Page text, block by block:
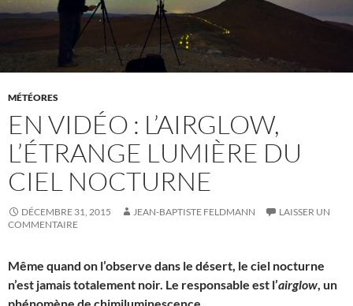
MÉTÉORES
EN VIDÉO : L’AIRGLOW,
L’ÉTRANGE LUMIÈRE DU
CIEL NOCTURNE
DÉCEMBRE 31, 2015 JEAN-BAPTISTE FELDMANN
LAISSER UN
COMMENTAIRE
Même quand on l’observe dans le désert, le ciel nocturne
n’est jamais totalement noir. Le responsable est l’airglow , un
phénomène de chimiluminescence.